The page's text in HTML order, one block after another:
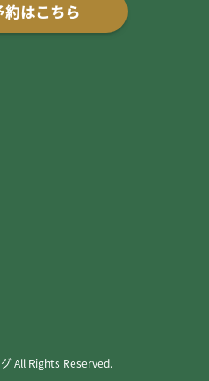
はこちら
All Rights Reserved.